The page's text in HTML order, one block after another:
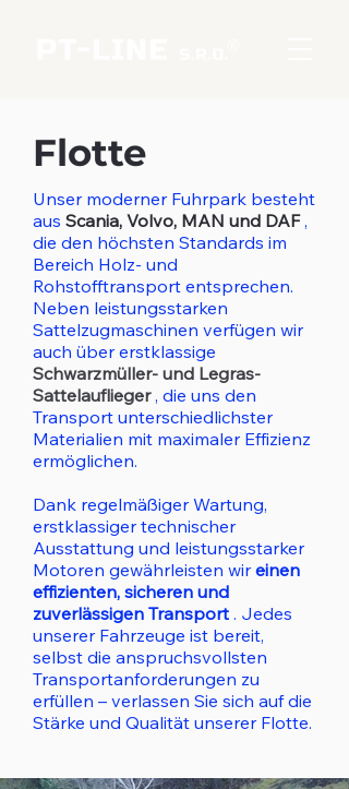
Flotte
Unser moderner Fuhrpark besteht
aus Scania, Volvo, MAN und DAF,
die den höchsten Standards im
Bereich Holz- und
Rohstofftransport entsprechen.
Neben leistungsstarken
Sattelzugmaschinen verfügen wir
auch über erstklassige
Schwarzmüller- und Legras-
Sattelauflieger, die uns den
Transport unterschiedlichster
Materialien mit maximaler Effizienz
ermöglichen.
Dank regelmäßiger Wartung,
erstklassiger technischer
Ausstattung und leistungsstarker
Motoren gewährleisten wireinen
effizienten, sicheren und
zuverlässigen Transport . Jedes
unserer Fahrzeuge ist bereit,
selbst die anspruchsvollsten
Transportanforderungen zu
erfüllen – verlassen Sie sich auf die
Stärke und Qualität unserer Flotte.